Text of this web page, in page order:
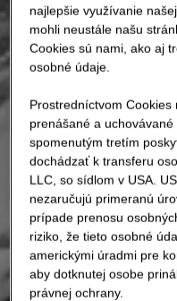
najlepšie využívanie
mohli neustále našu
Cookies sú nami, ako aj
osobné údaje.
Prostredníctvom
prenášané a
spomenutým tretím
dochádzať k transferu
LLC, so sídlom v USA.
nezaručujú primeranú
prípade prenosu
riziko, že tieto osobné
americkými úradmi pre
aby dotknutej osobe
právnej ochrany.